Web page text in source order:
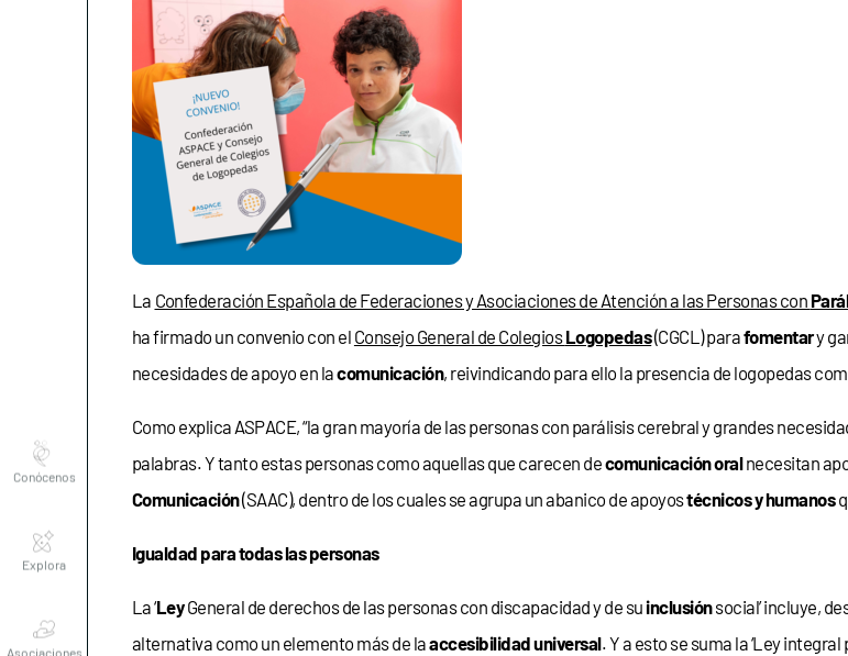
La Confederación Española de Federaciones y Asociaciones de Atención a las Personas con
ha firmado un convenio con el Consejo General de ColegiosLogopedas(CGCL) parafomentary
necesidades de apoyo en lacomunicación, reivindicando para ello la presencia de logopedas
Como explica ASPACE, “la gran mayoría de las personas con parálisis cerebral y grandes
palabras. Y tanto estas personas como aquellas que carecen decomunicación oralnecesitan
Comunicación(SAAC), dentro de los cuales se agrupa un abanico de apoyostécnicos y humanos
Igualdad para todas las personas
La ‘LeyGeneral de derechos de las personas con discapacidad y de su inclusiónsocial’ incluye,
alternativa como un elemento más de laaccesibilidad universal. Y a esto se suma la ‘Ley